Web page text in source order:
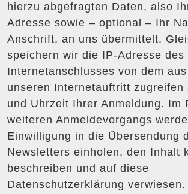
hierzu abgefragten Daten, also
Adresse sowie – optional – Ihr
Anschrift, an uns übermittelt.
speichern wir die IP-Adresse des
Internetanschlusses von dem
unseren Internetauftritt zugreifen
und Uhrzeit Ihrer Anmeldung. Im
weiteren Anmeldevorgangs
Einwilligung in die Übersendung
Newsletters einholen, den Inhalt
beschreiben und auf diese
Datenschutzerklärung